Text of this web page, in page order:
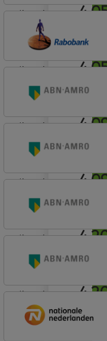
lineair
Rabobank
lineair
Plusvoorwaarden
lineair
Woning
lineair
Budget
lineair
Budget (Incl.
lineair
Woning (Incl.